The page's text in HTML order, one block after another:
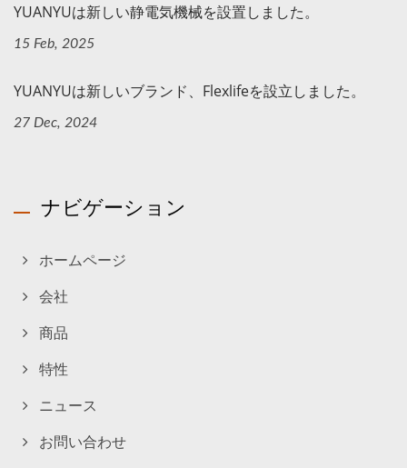
YUANYUは新しい静電気機械を設置しました。
15 Feb, 2025
YUANYUは新しいブランド、Flexlifeを設立しました。
27 Dec, 2024
ナビゲーション
ホームページ
会社
商品
特性
ニュース
お問い合わせ